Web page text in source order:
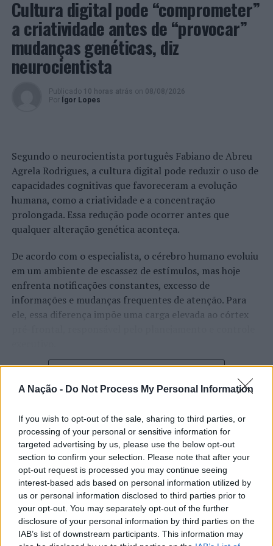
A Nação - Do Not Process My Personal Information
If you wish to opt-out of the sale, sharing to third parties, or
processing of your personal or sensitive information for
targeted advertising by us, please use the below opt-out
section to confirm your selection. Please note that after your
opt-out request is processed you may continue seeing
interest-based ads based on personal information utilized by
us or personal information disclosed to third parties prior to
your opt-out. You may separately opt-out of the further
disclosure of your personal information by third parties on the
IAB’s list of downstream participants. This information may
a Sociedade Portuguesa de Biomecânica, está na lista
“World’s Top 2%” dos principais cientistas do mundo
pela editora Elsevier e coordena ainda o maior festival
ibérico de lançamento de minicarros e projéteis (“
Party”), que a 24 de maio espera 300 participantes de
cinco universidades em Azurém.
Foto: DR.
UNIVERSIDADE DO MINHO
PRÓXIMO
Distrito de Lisboa: PSP faz 155 detenções no último fim
de semana
Viseu: PSP detém cidadão por condução sem carta
Cultura digital pode “comprometer”
a criatividade antes de “provocar”
mudanças genéticas, diz
neurocientista
Publicado 10 horas atrás on 08/08/2026
Por
Ígor Lopes
Segundo o neurocientista português Fabiano de Abreu
Agrela Rodrigues, a cultura digital pode reduzir o uso de
capacidades cognitivas que favoreceram a evolução
humana, como a criatividade e a concentração
prolongada. Essa redução pode ocorrer antes que
qualquer alteração genética aconteça.
De acordo com o especialista, o cérebro humano evoluiu
em um ambiente de escassez de estímulos, mas hoje
enfrenta notificações constantes, excesso de
informações e mudanças frequentes de atenção. Para
ele, essa diferença impõe uma carga elevada ao córtex
O pesquisador afirma que plataformas digitais também
estimulam continuamente o sistema de recompensa do
manter a atenção e a procrastinação. Na sua visão,
tarefas inacabadas permanecem ativas na memória e
aumentam a sensação de sobrecarga, enquanto o stress
prolongado pode elevar os níveis de cortisol e
prejudicar o desempenho cognitivo.
Fabiano de Abreu Agrela Rodrigues ressalta que não há
evidências de que o ambiente digital provoque mudanças
genéticas na espécie humana. A adaptação observada,
CONTINUAR A LER
ATUALIDADE
“Millennium Estoril Open 2026”
regressou ao circuito ATP com
vitória do francês Luca Van Assche
Publicado 1 dia atrás on 07/08/2026
Por
Ígor Lopes